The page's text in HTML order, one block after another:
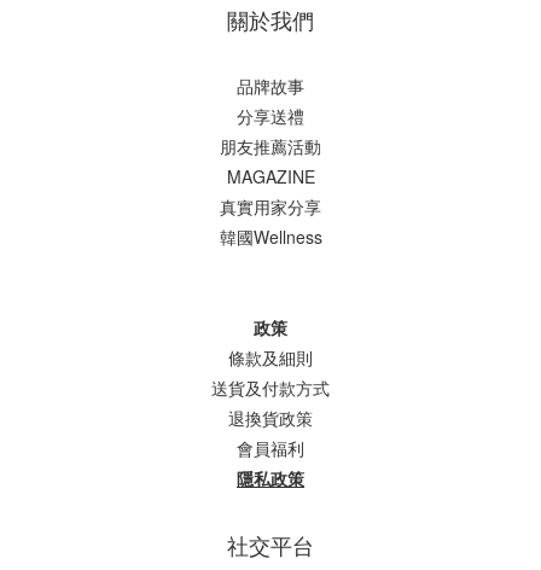
關於我們
品牌故事
分享送禮
朋友推薦活動
MAGAZINE
真實用家分享
韓國Wellness
政策
條款及細則
送貨及付款方式
退換貨政策
會員福利
隱私政策
社交平台